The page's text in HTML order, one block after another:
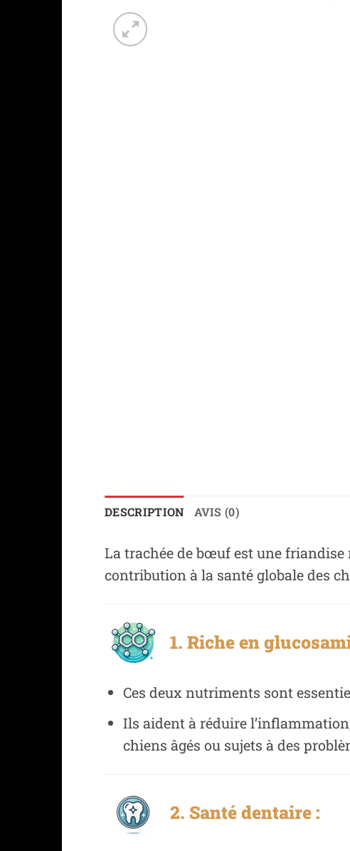
DESCRIPTION AVIS (0)
La trachée de bœuf est une
contribution à la santé globale des
1. Riche en
Ces deux nutriments sont
Ils aident à réduire
chiens âgés ou sujets à des
2. Santé dentaire :